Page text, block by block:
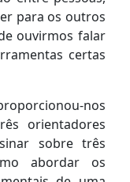
para os outros
ouvirmos falar
certas
nos
orientadores
sobre três
abordar os